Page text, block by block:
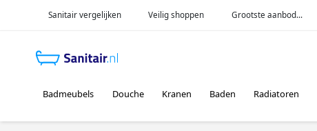
Sanitair vergelijken Veilig shoppen Grootste aanbod...
Badmeubels Douche Kranen Baden Radiatoren